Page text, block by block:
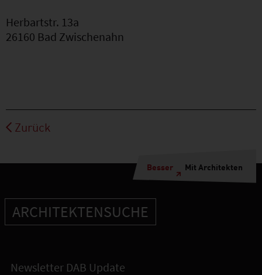
Herbartstr. 13a
26160 Bad Zwischenahn
Zurück
Besser Mit Architekten
ARCHITEKTENSUCHE
Newsletter DAB Update